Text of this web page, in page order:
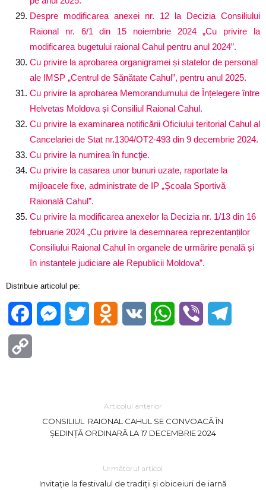
Despre modificarea anexei nr. 12 la Decizia Consiliului
Raional nr. 6/1 din 15 noiembrie 2024 „Cu privire la
modificarea bugetului raional Cahul pentru anul 2024”.
Cu privire la aprobarea organigramei și statelor de personal
ale IMSP „Centrul de Sănătate Cahul”, pentru anul 2025.
Cu privire la aprobarea Memorandumului de Înțelegere între
Helvetas Moldova și Consiliul Raional Cahul.
Cu privire la examinarea notificării Oficiului teritorial Cahul al
Cancelariei de Stat nr.1304/OT2-493 din 9 decembrie 2024.
Cu privire la numirea în funcţie.
Cu privire la casarea unor bunuri uzate, raportate la
mijloacele fixe, administrate de IP „Școala Sportivă
Raională Cahul”.
Cu privire la modificarea anexelor la Decizia nr. 1/13 din 16
februarie 2024 „Cu privire la desemnarea reprezentanților
Consiliului Raional Cahul în organele de urmărire penală și
în instanțele judiciare ale Republicii Moldova”.
Distribuie articolul pe:
FacebookMessenger
Twitter Odnoklassniki
VK WhatsApp
Viber
Articolul anterior
CONSILIUL RAIONAL CAHUL SE CONVOACĂ ÎN
ŞEDINŢĂ ORDINARĂ LA 17 DECEMBRIE 2024
Următorul articol
Invitație la festivalul de tradiții și obiceiuri de iarnă